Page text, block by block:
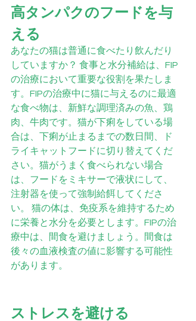
高タンパクのフードを与
える
あなたの猫は普通に食べたり飲んだり
していますか？ 食事と水分補給は、FIP
の治療において重要な役割を果たしま
す。FIPの治療中に猫に与えるのに最適
な食べ物は、新鮮な調理済みの魚、鶏
肉、牛肉です。猫が下痢をしている場
合は、下痢が止まるまでの数日間、ド
ライキャットフードに切り替えてくだ
さい。猫がうまく食べられない場合
は、フードをミキサーで液状にして、
注射器を使って強制給餌してくださ
い。 猫の体は、免疫系を維持するため
に栄養と水分を必要とします。FIPの治
療中は、間食を避けましょう。間食は
後々の血液検査の値に影響する可能性
があります。
ストレスを避ける